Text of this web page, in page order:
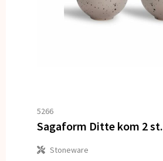
5266
Sagaform Ditte kom 2 st.
Stoneware